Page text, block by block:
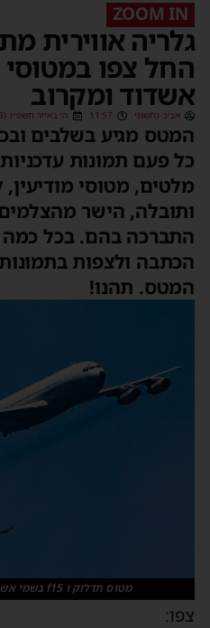
ZOOM IN
גלריה אווירית
החל צפו במטוסי
אשדוד ומקרוב
אביב נחשוני 11:57 ה׳ באייר תשפ״ג (26/04/2023)
המטס מגיע בשלבים
כל פעם תמונות
מלטים, מטוסי
ותובלה, הישר
התברכה בהם. בכל כמה
הכתבה ולצפות
המטס. תהנו!
מטוס תדלוק ו f15 בשמי אשדוד. צילום: דניאל אלבני
צפו: